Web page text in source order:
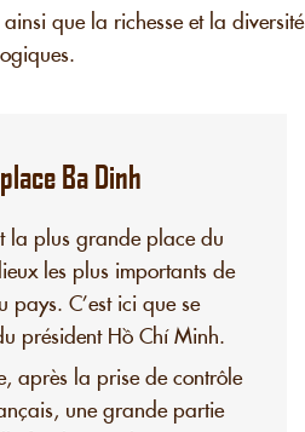
que la richesse et la diversité
Ba Dinh
la plus grande place du
les plus importants de
pays. C’est ici que se
président Hồ Chí Minh.
après la prise de contrôle
une grande partie